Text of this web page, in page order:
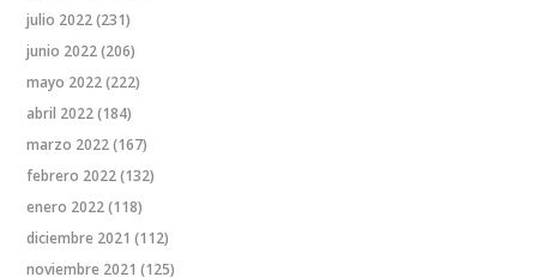
julio 2022(231)
junio 2022(206)
mayo 2022(222)
abril 2022(184)
marzo 2022(167)
febrero 2022(132)
enero 2022(118)
diciembre 2021 (112)
noviembre 2021 (125)